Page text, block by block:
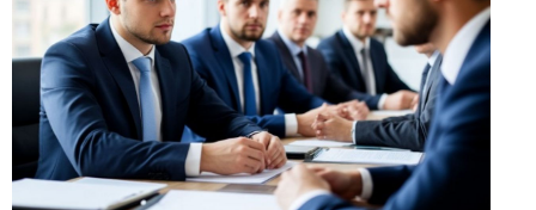
Телефон редакции: +7 495 727-01-67
Электронные почты редакции:
Информационный отдел
info@business-magazine.online